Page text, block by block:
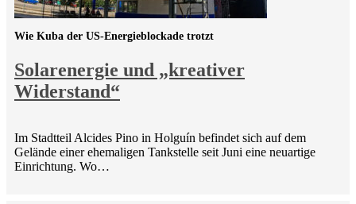
Solarenergie und „kreativer
Widerstand“
Wie Kuba der US-Energieblockade trotzt
Im Stadtteil Alcides Pino in Holguín befindet sich auf dem
Gelände einer ehemaligen Tankstelle seit Juni eine neuartige
Einrichtung. Wo…